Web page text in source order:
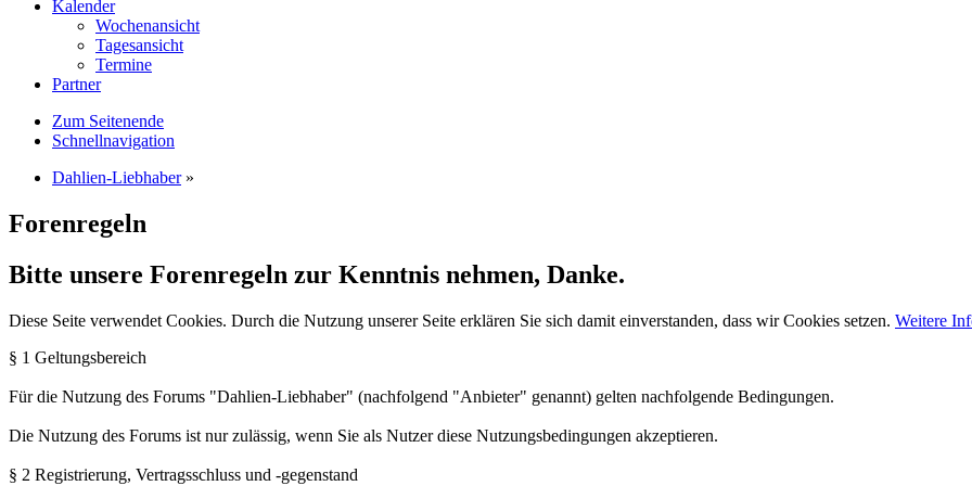
Kalender
Wochenansicht
Tagesansicht
Termine
Partner
Zum Seitenende
Schnellnavigation
Dahlien-Liebhaber »
Forenregeln
Bitte unsere Forenregeln zur Kenntnis nehmen, Danke.
Diese Seite verwendet Cookies. Durch die Nutzung unserer Seite erklären Sie sich damit einverstanden, dass wir Cookies setzen. Weitere
§ 1 Geltungsbereich
Für die Nutzung des Forums "Dahlien-Liebhaber" (nachfolgend "Anbieter" genannt) gelten nachfolgende Bedingungen.
Die Nutzung des Forums ist nur zulässig, wenn Sie als Nutzer diese Nutzungsbedingungen akzeptieren.
§ 2 Registrierung, Vertragsschluss und -gegenstand